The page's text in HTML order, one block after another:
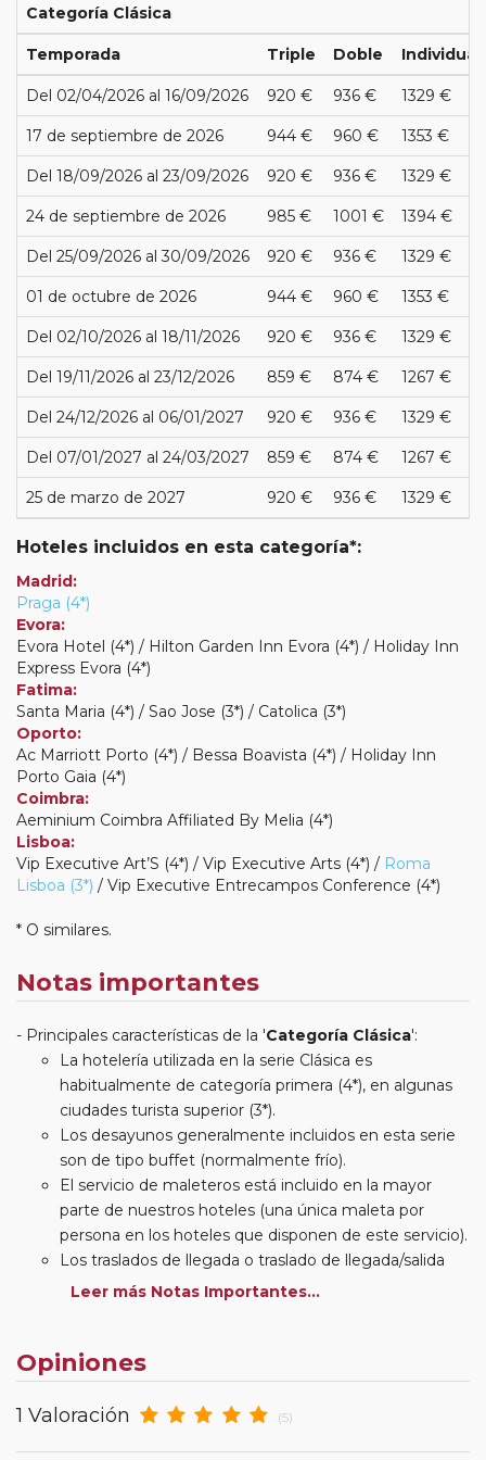
Categoría Clásica
Temporada Triple Doble Individual
Del 02/04/2026 al 16/09/2026 920 € 936 € 1329 €
17 de septiembre de 2026 944 € 960 € 1353 €
Del 18/09/2026 al 23/09/2026 920 € 936 € 1329 €
24 de septiembre de 2026 985 € 1001 € 1394 €
Del 25/09/2026 al 30/09/2026 920 € 936 € 1329 €
01 de octubre de 2026 944 € 960 € 1353 €
Del 02/10/2026 al 18/11/2026 920 € 936 € 1329 €
Del 19/11/2026 al 23/12/2026 859 € 874 € 1267 €
Del 24/12/2026 al 06/01/2027 920 € 936 € 1329 €
Del 07/01/2027 al 24/03/2027 859 € 874 € 1267 €
25 de marzo de 2027 920 € 936 € 1329 €
Hoteles incluidos en esta categoría*:
Madrid:
Praga (4*)
Evora:
Evora Hotel (4*) / Hilton Garden Inn Evora (4*) / Holiday Inn
Express Evora (4*)
Fatima:
Santa Maria (4*) / Sao Jose (3*) / Catolica (3*)
Oporto:
Ac Marriott Porto (4*) / Bessa Boavista (4*) / Holiday Inn
Porto Gaia (4*)
Coimbra:
Aeminium Coimbra Affiliated By Melia (4*)
Lisboa:
Vip Executive Art’S (4*) / Vip Executive Arts (4*) / Roma
Lisboa (3*) / Vip Executive Entrecampos Conference (4*)
* O similares.
Notas importantes
Principales características de la 'Categoría Clásica':
La hotelería utilizada en la serie Clásica es
habitualmente de categoría primera (4*), en algunas
ciudades turista superior (3*).
Los desayunos generalmente incluidos en esta serie
son de tipo buffet (normalmente frío).
El servicio de maleteros está incluido en la mayor
parte de nuestros hoteles (una única maleta por
persona en los hoteles que disponen de este servicio).
Los traslados de llegada o traslado de llegada/salida
estarán incluidos según itinerario.
suplemento de media pensión (incluirá un número de
almuerzos o cenas señalado en su itinerario).
En muchos itinerarios le incluimos algunas cenas. En
Leer más Notas Importantes...
Opiniones
1 Valoración (5)